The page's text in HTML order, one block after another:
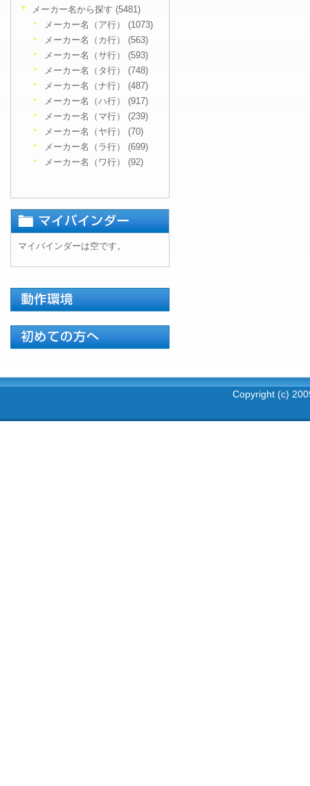
メーカー名から探す (5481)
メーカー名（ア行） (1073)
メーカー名（カ行） (563)
メーカー名（サ行） (593)
メーカー名（タ行） (748)
メーカー名（ナ行） (487)
メーカー名（ハ行） (917)
メーカー名（マ行） (239)
メーカー名（ヤ行） (70)
メーカー名（ラ行） (699)
メーカー名（ワ行） (92)
マイバインダーは空です。
Copyright (c)